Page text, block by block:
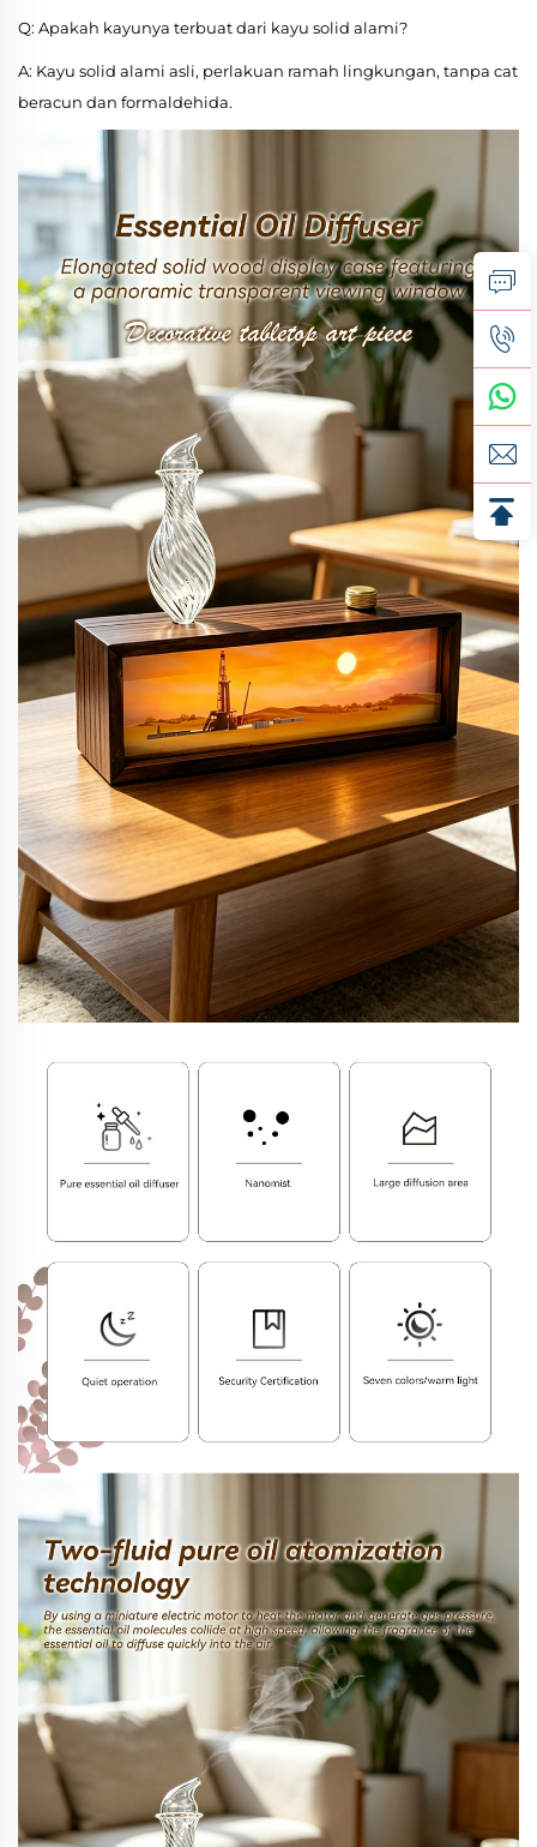
Q: Apakah kayunya terbuat dari kayu solid alami?
A: Kayu solid alami asli, perlakuan ramah lingkungan, tanpa cat
beracun dan formaldehida.